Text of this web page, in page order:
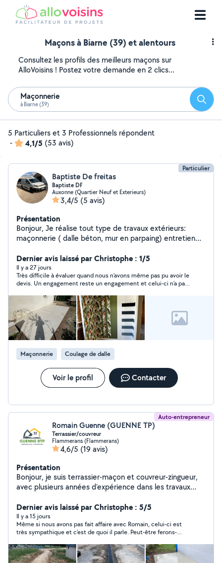
Maçons à Biarne (39) et alentours
Consultez les profils des meilleurs maçons sur
AlloVoisins ! Postez votre demande en 2 clics...
Maçonnerie
à Biarne (39)
5 Particuliers et 3 Professionnels répondent
-
4,1/5 (53 avis)
Particulier
Baptiste De freitas
Baptiste DF
Auxonne (Quartier Neuf et Exterieurs)
3,4/5 (5 avis)
Présentation
Bonjour, Je réalise tout type de travaux extérieurs:
maçonnerie ( dalle béton, mur en parpaing) entretien
des travaux intérieurs: peinture, bande à joint , plaque
de plâtre Je reste à votre disposition pour plus de
questions. Baptiste
Dernier avis laissé par Christophe : 1/5
Il y a 27 jours
Très difficile à évaluer quand nous n’avons même pas pu avoir le
devis. Un engagement reste un engagement et celui-ci n’a pas
le ferons pas avec Baptiste, une parole est une parole
Maçonnerie Coulage de dalle
Voir le profil Contacter
Auto-entrepreneur
Romain Guenne (GUENNE TP)
Terrassier/couvreur
Flammerans (Flammerans)
4,6/5 (19 avis)
Présentation
Bonjour, je suis terrassier-maçon et couvreur-zingueur,
avec plusieurs années d'expérience dans les travaux
terrassement, maçonnerie, couverture, zinguerie et
petits travaux extérieurs avec soin et sérieux.
Dernier avis laissé par Christophe : 5/5
Il y a 15 jours
Même si nous avons pas fait affaire avec Romain, celui-ci est
très sympathique et c’est de quoi il parle. Peut-être ferons-